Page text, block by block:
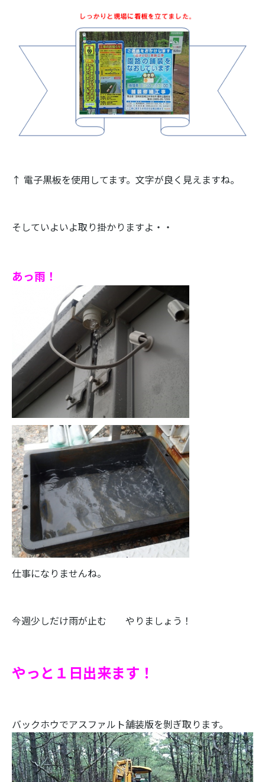
↑ 電子黒板を使用してます。文字が良く見えますね。
そしていよいよ取り掛かりますよ・・
あっ雨！
仕事になりませんね。
今週少しだけ雨が止む やりましょう！
やっと１日出来ます！
バックホウでアスファルト舗装版を剝ぎ取ります。